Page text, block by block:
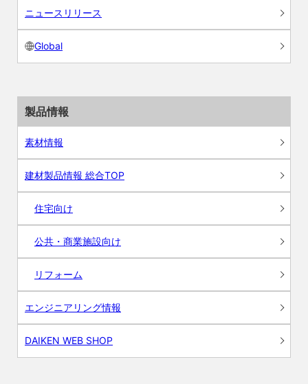
ニュースリリース
Global
製品情報
素材情報
建材製品情報 総合TOP
住宅向け
公共・商業施設向け
リフォーム
エンジニアリング情報
DAIKEN WEB SHOP